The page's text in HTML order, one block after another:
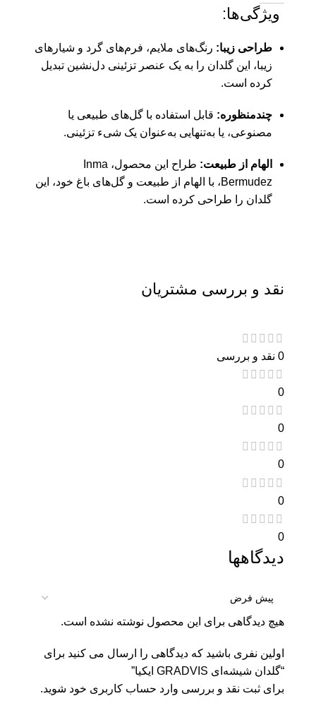
ویژگی‌ها:
طراحی زیبا: رنگ‌های ملایم، فرم‌های گرد و شیارهای
زیبا، این گلدان را به یک عنصر تزئینی دل‌نشین تبدیل
کرده است.
چندمنظوره: قابل استفاده با گل‌های طبیعی یا
مصنوعی، یا به‌تنهایی به‌عنوان یک شیء تزئینی.
الهام از طبیعت:
طراح این محصول، Inma
Bermudez، با الهام از طبیعت و گل‌های باغ خود، این
گلدان را طراحی کرده است.
نقد و بررسی مشتریان
0 نقد و بررسی
0
0
0
0
0
دیدگاهها
هیچ دیدگاهی برای این محصول نوشته نشده است.
اولین نفری باشید که دیدگاهی را ارسال می کنید برای
“گلدان شیشه‌ای GRADVIS ایکیا”
برای ثبت نقد و بررسی وارد حساب کاربری خود شوید.